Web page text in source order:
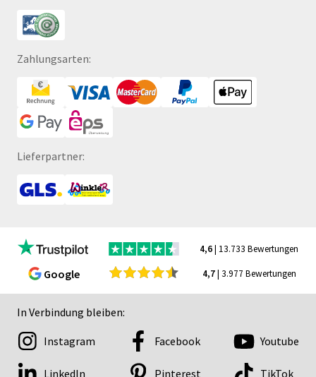
Zahlungsarten:
Lieferpartner:
4,6| 13.733 Bewertungen
Google 4,7| 3.977 Bewertungen
In Verbindung bleiben:
Instagram Facebook Youtube
LinkedIn Pinterest TikTok